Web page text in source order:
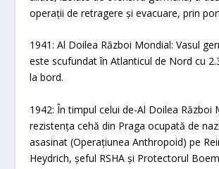
operații de retragere și evacuare, prin
1941: Al Doilea Război Mondial: Vasul
este scufundat în Atlanticul de Nord cu
la bord.
1942: În timpul celui de-Al Doilea Război
rezistența cehă din Praga ocupată de
asasinat (Operațiunea Anthropoid) pe
Heydrich, șeful RSHA și Protectorul